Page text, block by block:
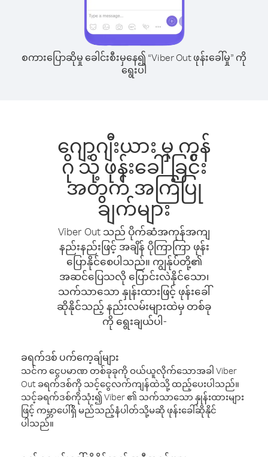
စကားပြောဆိုမှု ခေါင်းစီးမှနေ၍ “Viber Out ဖုန်းခေါ်မှု” ကို
ရွေးပါ
ဂျော့ဂျီးယား မှ ကွန်
ဂို သို့ ဖုန်းခေါ်ခြင်း
အတွက် အကြံပြု
ချက်များ
Viber Out သည် ပိုက်ဆံအကုန်အကျ
နည်းနည်းဖြင့် အချိန် ပိုကြာကြာ ဖုန်း
ပြောနိုင်စေပါသည်။ ကျွန်ုပ်တို့၏
အဆင်ပြေသလို ပြောင်းလဲနိုင်သော၊
သက်သာသော နှုန်းထားဖြင့် ဖုန်းခေါ်
ဆိုနိုင်သည့် နည်းလမ်းများထဲမှ တစ်ခု
ကို ရွေးချယ်ပါ-
ခရက်ဒစ် ပက်ကေ့ချ်များ
သင်က ငွေပမာဏ တစ်ခုခုကို ဝယ်ယူလိုက်သောအခါ Viber
Out ခရက်ဒစ်ကို သင့်ငွေလက်ကျန်ထဲသို့ ထည့်ပေးပါသည်။
သင့်ခရက်ဒစ်ကိုသုံး၍ Viber ၏ သက်သာသော နှုန်းထားများ
ဖြင့် ကမ္ဘာပေါ်ရှိ မည်သည့်နံပါတ်သို့မဆို ဖုန်းခေါ်ဆိုနိုင်
ပါသည်။